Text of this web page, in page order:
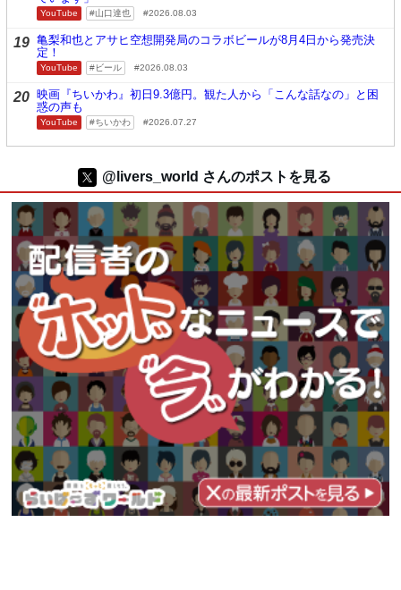
YouTube 山口達也 2026.08.03
19 亀梨和也とアサヒ空想開発局のコラボビールが8月4日から発売決
定！
YouTube ビール 2026.08.03
20 映画『ちいかわ』初日9.3億円。観た人から「こんな話なの」と困
惑の声も
YouTube ちいかわ 2026.07.27
@livers_world さんのポストを見る